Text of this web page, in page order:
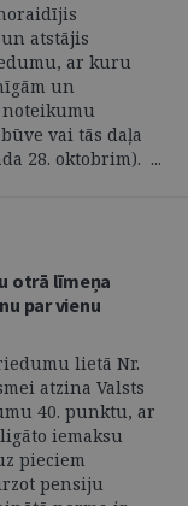
atstājis
ar kuru
un
vai tās daļa
28. oktobrim). ...
otrā līmeņa
par vienu
lietā Nr.
atzina Valsts
40. punktu, ar
iemaksu
pieciem
pensiju